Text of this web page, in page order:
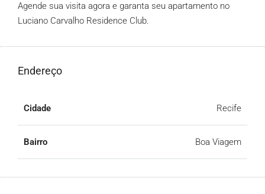
Agende sua visita agora e garanta seu apartamento no
Luciano Carvalho Residence Club.
Endereço
Cidade Recife
Bairro Boa Viagem